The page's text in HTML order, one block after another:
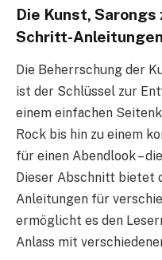
Die Kunst,
Schritt-Anleitungen
Die Beherrschung der
ist der Schlüssel zur
einem einfachen
Rock bis hin zu einem
für einen Abendlook –
Dieser Abschnitt bietet
Anleitungen für
ermöglicht es den
Anlass mit